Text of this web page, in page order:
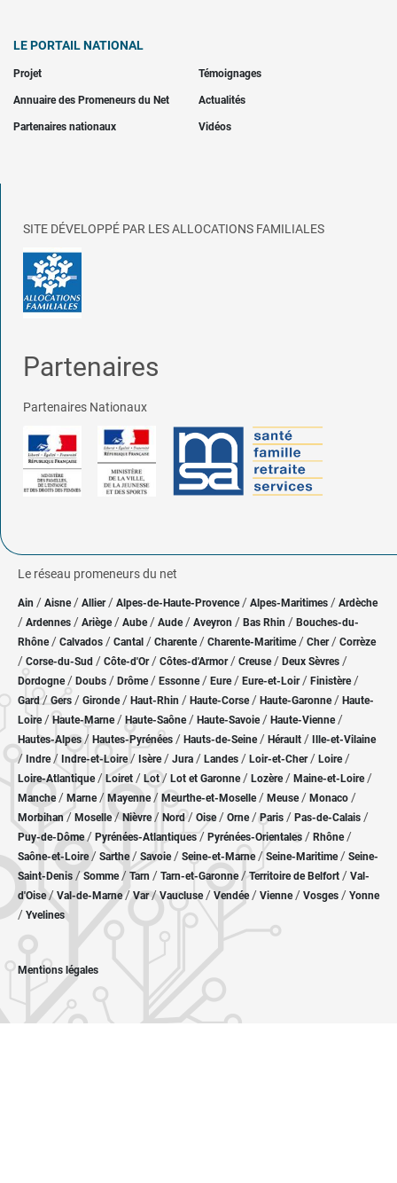
LE PORTAIL NATIONAL
Projet Témoignages
Annuaire des Promeneurs du Net Actualités
Partenaires nationaux Vidéos
SITE DÉVELOPPÉ PAR LES ALLOCATIONS FAMILIALES
Partenaires
Partenaires Nationaux
Le réseau promeneurs du net
Ain / Aisne/ Allier/ Alpes-de-Haute-Provence / Alpes-Maritimes / Ardèche
/ Ardennes / Ariège/ Aube/ Aude / Aveyron / Bas Rhin / Bouches-du-
Rhône/ Calvados / Cantal / Charente / Charente-Maritime/ Cher / Corrèze
/ Corse-du-Sud / Côte-d'Or / Côtes-d'Armor/ Creuse/ Deux Sèvres /
Dordogne/ Doubs / Drôme/ Essonne / Eure/ Eure-et-Loir / Finistère/
Gard/Gers / Gironde/ Haut-Rhin / Haute-Corse/ Haute-Garonne/ Haute-
Loire/Haute-Marne/ Haute-Saône/ Haute-Savoie/ Haute-Vienne/
Hautes-Alpes/ Hautes-Pyrénées / Hauts-de-Seine/ Hérault / Ille-et-Vilaine
/ Indre/ Indre-et-Loire/ Isère/ Jura / Landes / Loir-et-Cher/ Loire/
Loire-Atlantique/ Loiret / Lot/ Lot et Garonne/ Lozère / Maine-et-Loire/
Manche/ Marne/ Mayenne/ Meurthe-et-Moselle/ Meuse/ Monaco /
Morbihan/ Moselle/ Nièvre / Nord/ Oise / Orne/Paris / Pas-de-Calais /
Puy-de-Dôme/ Pyrénées-Atlantiques / Pyrénées-Orientales / Rhône/
Saône-et-Loire/ Sarthe/ Savoie/ Seine-et-Marne/ Seine-Maritime/ Seine-
Saint-Denis /Somme/ Tarn / Tarn-et-Garonne/Territoire de Belfort / Val-
d'Oise/ Val-de-Marne/Var/Vaucluse/ Vendée/ Vienne/ Vosges / Yonne
/ Yvelines
Mentions légales